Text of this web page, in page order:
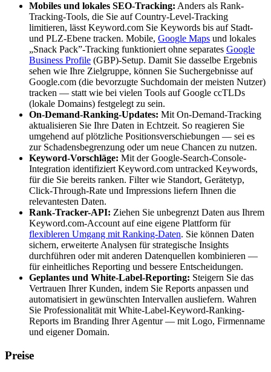
Mobiles und lokales SEO-Tracking: Anders als Rank-
Tracking-Tools, die Sie auf Country-Level-Tracking
limitieren, lässt Keyword.com Sie Keywords bis auf Stadt-
und PLZ-Ebene tracken. Mobile, Google Maps und lokales
„Snack Pack”-Tracking funktioniert ohne separates Google
Business Profile (GBP)-Setup. Damit Sie dasselbe Ergebnis
sehen wie Ihre Zielgruppe, können Sie Suchergebnisse auf
Google.com (die bevorzugte Suchdomain der meisten Nutzer)
tracken — statt wie bei vielen Tools auf Google ccTLDs
(lokale Domains) festgelegt zu sein.
On-Demand-Ranking-Updates: Mit On-Demand-Tracking
aktualisieren Sie Ihre Daten in Echtzeit. So reagieren Sie
umgehend auf plötzliche Positionsverschiebungen — sei es
zur Schadensbegrenzung oder um neue Chancen zu nutzen.
Keyword-Vorschläge: Mit der Google-Search-Console-
Integration identifiziert Keyword.com untracked Keywords,
für die Sie bereits ranken. Filter wie Standort, Gerätetyp,
Click-Through-Rate und Impressions liefern Ihnen die
relevantesten Daten.
Rank-Tracker-API: Ziehen Sie unbegrenzt Daten aus Ihrem
Keyword.com-Account auf eine eigene Plattform für
flexibleren Umgang mit Ranking-Daten. Sie können Daten
sichern, erweiterte Analysen für strategische Insights
durchführen oder mit anderen Datenquellen kombinieren —
für einheitliches Reporting und bessere Entscheidungen.
Geplantes und White-Label-Reporting: Steigern Sie das
Vertrauen Ihrer Kunden, indem Sie Reports anpassen und
automatisiert in gewünschten Intervallen ausliefern. Wahren
Sie Professionalität mit White-Label-Keyword-Ranking-
Reports im Branding Ihrer Agentur — mit Logo, Firmenname
und eigener Domain.
Preise